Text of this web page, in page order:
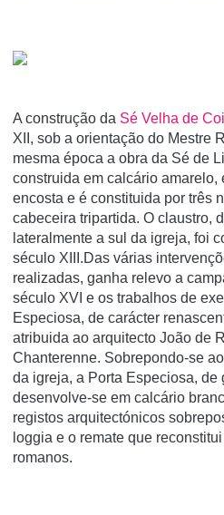
A construção da Sé Velha de
XII, sob a orientação do Mestre
mesma época a obra da Sé de
construida em calcário amarelo,
encosta e é constituida por três
cabeceira tripartida. O claustro,
lateralmente a sul da igreja, foi
século XIII.Das várias
realizadas, ganha relevo a
século XVI e os trabalhos de
Especiosa, de carácter
atribuida ao arquitecto João de
Chanterenne. Sobrepondo-se
da igreja, a Porta Especiosa, de
desenvolve-se em calcário
registos arquitectónicos
loggia e o remate que
romanos.